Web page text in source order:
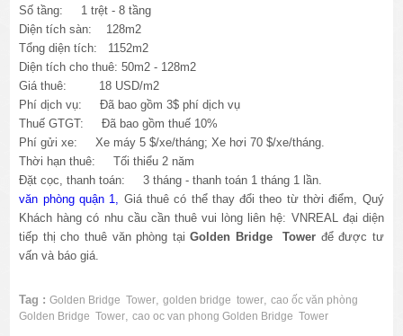
Số tầng: 1 trệt - 8 tầng
Diện tích sàn: 128m2
Tổng diện tích: 1152m2
Diện tích cho thuê: 50m2 - 128m2
Giá thuê: 18 USD/m2
Phí dịch vụ: Đã bao gồm 3$ phí dịch vụ
Thuế GTGT: Đã bao gồm thuế 10%
Phí gửi xe: Xe máy 5 $/xe/tháng; Xe hơi 70 $/xe/tháng.
Thời hạn thuê: Tối thiểu 2 năm
Đặt cọc, thanh toán: 3 tháng - thanh toán 1 tháng 1 lần.
văn phòng quận 1, Giá thuê có thể thay đổi theo từ thời điểm, Quý
Khách hàng có nhu cầu cần thuê vui lòng liên hệ: VNREAL đại diện
tiếp thị cho thuê văn phòng tạiGolden Bridge Tower để được tư
vấn và báo giá.
Tag : Golden Bridge Tower,golden bridge tower,cao ốc văn phòng
Golden Bridge Tower,cao oc van phong Golden Bridge Tower